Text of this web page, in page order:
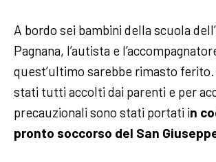
A bordo sei bambini della scuola
Pagnana, l’autista e
quest’ultimo sarebbe rimasto
stati tutti accolti dai parenti e per
precauzionali sono stati portati in
pronto soccorso del San